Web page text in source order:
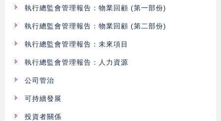
執行總監會管理報告：物業回顧 (第一部份)
執行總監會管理報告：物業回顧 (第二部份)
執行總監會管理報告：未來項目
執行總監會管理報告：人力資源
公司管治
可持續發展
投資者關係